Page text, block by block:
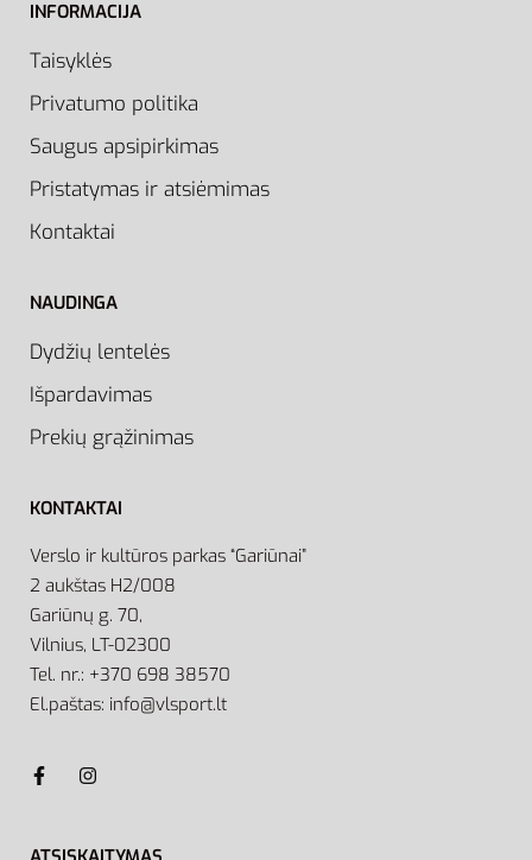
INFORMACIJA
Taisyklės
Privatumo politika
Saugus apsipirkimas
Pristatymas ir atsiėmimas
Kontaktai
NAUDINGA
Dydžių lentelės
Išpardavimas
Prekių grąžinimas
KONTAKTAI
Verslo ir kultūros parkas “Gariūnai”
2 aukštas H2/008
Gariūnų g. 70,
Vilnius, LT-02300
Tel. nr.: +370 698 38570
El.paštas: info@vlsport.lt